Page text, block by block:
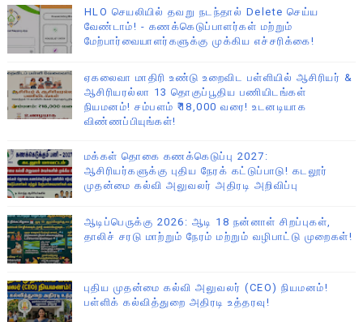
HLO செயலியில் தவறு நடந்தால் Delete செய்ய
வேண்டாம்! - கணக்கெடுப்பாளர்கள் மற்றும்
மேற்பார்வையாளர்களுக்கு முக்கிய எச்சரிக்கை!
ஏகலைவா மாதிரி உண்டு உறைவிட பள்ளியில் ஆசிரியர் &
ஆசிரியரல்லா 13 தொகுப்பூதிய பணியிடங்கள்
நியமனம்! சம்பளம் ₹18,000 வரை! உடனடியாக
விண்ணப்பியுங்கள்!
மக்கள் தொகை கணக்கெடுப்பு 2027:
ஆசிரியர்களுக்கு புதிய நேரக் கட்டுப்பாடு! கடலூர்
முதன்மை கல்வி அலுவலர் அதிரடி அறிவிப்பு
ஆடிப்பெருக்கு 2026: ஆடி 18 நன்னாள் சிறப்புகள்,
தாலிச் சரடு மாற்றும் நேரம் மற்றும் வழிபாட்டு முறைகள்!
புதிய முதன்மை கல்வி அலுவலர் (CEO) நியமனம்!
பள்ளிக் கல்வித்துறை அதிரடி உத்தரவு!